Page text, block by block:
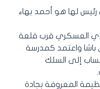
حلب عام 1866 وأول رئيس لها هو أحمد بهاء
الرشدي العسكري قرب قلعة
باشا واعتمد كمدرسة
إلى السلك
العظيمة المعروفة بجادة